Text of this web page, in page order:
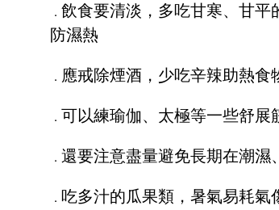
． 飲食要清淡，多吃甘寒、甘
防濕熱
． 應戒除煙酒，少吃辛辣助熱食
． 可以練瑜伽、太極等一些舒展
． 還要注意盡量避免長期在潮濕
． 吃多汁的瓜果類， 暑氣易耗氣